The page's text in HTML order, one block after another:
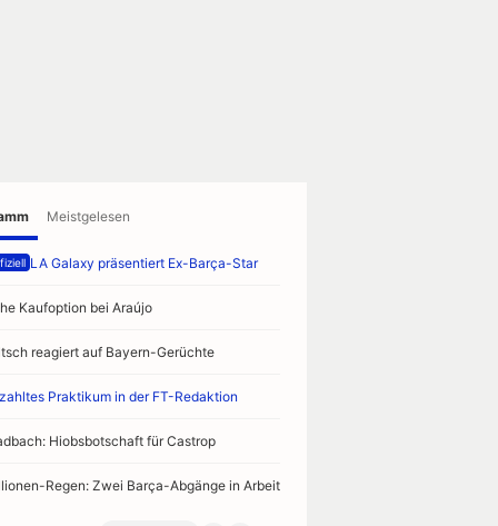
Meistgelesen
LA Galaxy präsentiert Ex-Barça-Star
Kaufoption bei Araújo
reagiert auf Bayern-Gerüchte
Praktikum in der FT-Redaktion
Hiobsbotschaft für Castrop
Regen: Zwei Barça-Abgänge in Arbeit